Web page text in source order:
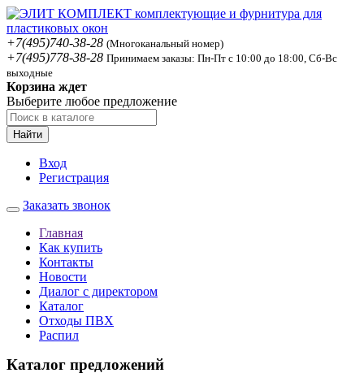
+7(495)740-38-28 (Многоканальный номер)
+7(495)778-38-28 Принимаем заказы: Пн-Пт с 10:00 до 18:00, Сб-Вс
выходные
Корзина ждет
Выберите любое предложение
Найти
Вход
Регистрация
Заказать звонок
Главная
Как купить
Контакты
Новости
Диалог с директором
Каталог
Отходы ПВХ
Распил
Каталог предложений